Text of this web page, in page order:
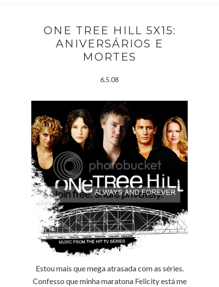
ONE TREE HILL 5X15:
ANIVERSÁRIOS E
MORTES
6.5.08
Estou mais que mega atrasada com as séries.
Confesso que minha maratona Felicity está me